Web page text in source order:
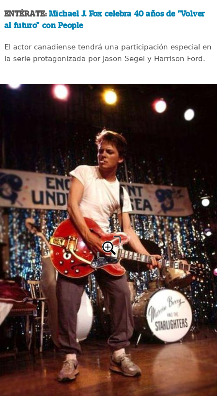
ENTÉRATE: Michael J. Fox celebra 40 años de "Volver
al futuro" con People
El actor canadiense tendrá una participación especial en
la serie protagonizada por Jason Segel y Harrison Ford.